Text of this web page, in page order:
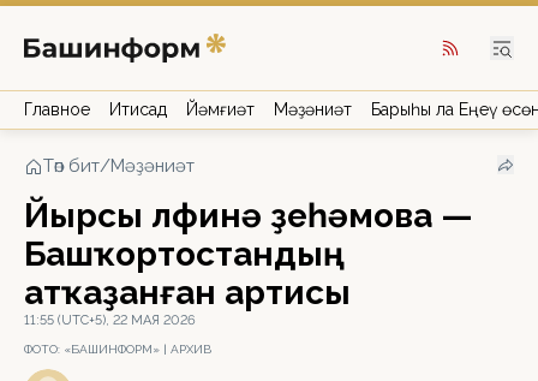
Главное Иҡтисад Йәмғиәт Мәҙәниәт Барыһы ла Еңеү
Төп бит/Мәҙәниәт
Йырсы Әлфинә Әҙеһәмова —
Башҡортостандың
атҡаҙанған артисы
11:55 (UTC+5), 22 МАЯ 2026
ФОТО: «БАШИНФОРМ» | АРХИВ